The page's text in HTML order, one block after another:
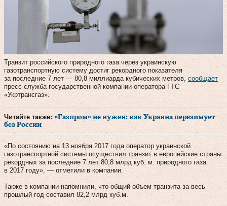
Транзит российского природного газа через украинскую
газотранспортную систему достиг рекордного показателя
за последние 7 лет — 80,8 миллиарда кубических метров, сообщает
пресс-служба государственной компании-оператора ГТС
«Укртрансгаз».
Читайте также: «Газпром» не нужен: как Украина перезимует
без России
«По состоянию на 13 ноября 2017 года оператор украинской
газотранспортной системы осуществил транзит в европейские страны
рекордных за последние 7 лет 80,8 млрд куб. м. природного газа
в 2017 году», — отметили в компании.
Также в компании напомнили, что общий объем транзита за весь
прошлый год составил 82,2 млрд куб.м.